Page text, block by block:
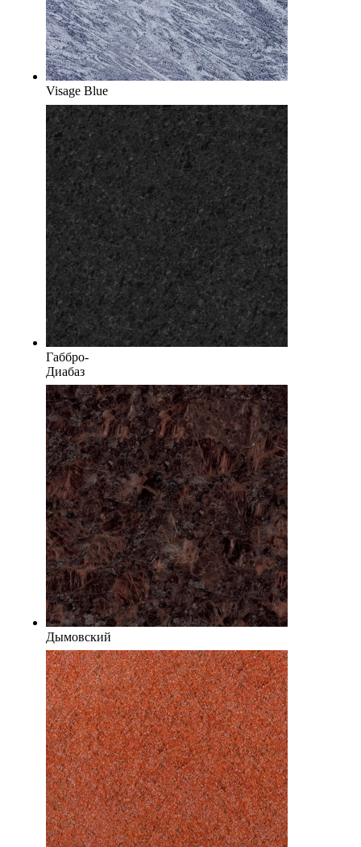
Visage Blue
Габбро-
Диабаз
Дымовский